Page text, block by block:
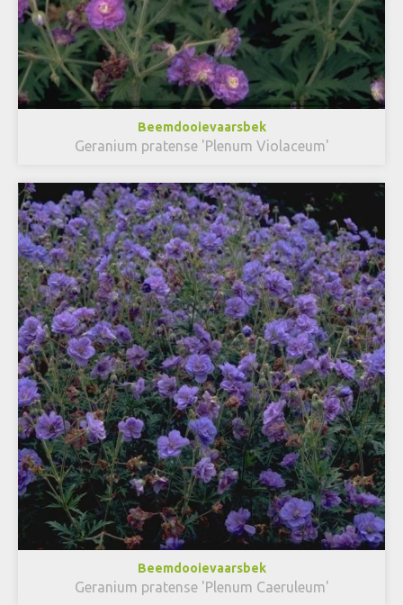
Beemdooievaarsbek
Geranium pratense 'Plenum Violaceum'
Beemdooievaarsbek
Geranium pratense 'Plenum Caeruleum'